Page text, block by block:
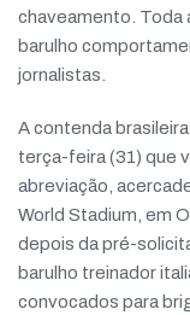
chaveamento. Toda
barulho
jornalistas.
A contenda
terça-feira (31) que
abreviação,
World Stadium, em
depois da pré-
barulho treinador
convocados para